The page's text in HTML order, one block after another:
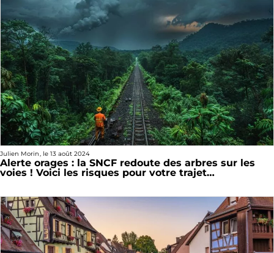
Julien Morin, le 13 août 2024
Alerte orages : la SNCF redoute des arbres sur les
voies ! Voici les risques pour votre trajet…